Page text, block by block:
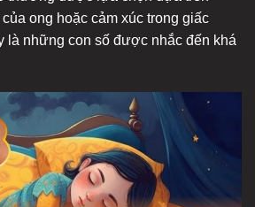
ong hoặc cảm xúc trong giấc
là những con số được nhắc đến khá